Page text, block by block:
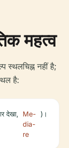
महत्व
स्थलचिह्न नहीं है;
है:
देखा,
Me-
dia-
re
)।